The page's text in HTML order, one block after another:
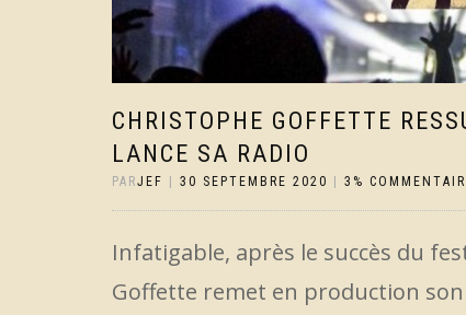
CHRISTOPHE GOFFETTE
LANCE SA RADIO
PARJEF 30 SEPTEMBRE 2020 3%
Infatigable, après le succès du
Goffette remet en production